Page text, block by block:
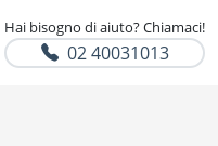
Hai bisogno di aiuto? Chiamaci!
02 40031013